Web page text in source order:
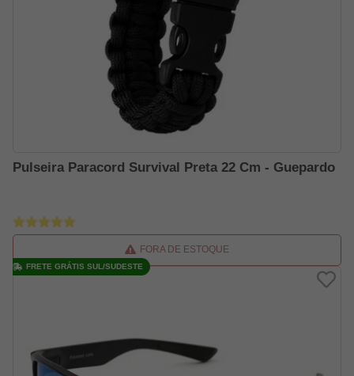
Pulseira Paracord Survival Preta 22 Cm - Guepardo
FORA DE ESTOQUE
FRETE GRÁTIS SUL/SUDESTE